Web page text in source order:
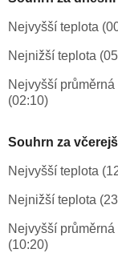
Nejvyšší teplota
Nejnižší teplota
Nejvyšší průměrná
(02:10)
Souhrn za
Nejvyšší teplota
Nejnižší teplota
Nejvyšší průměrná
(10:20)